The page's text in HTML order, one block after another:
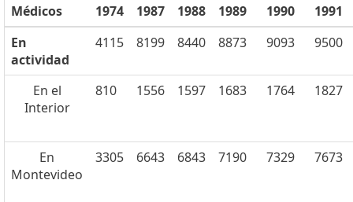
Médicos
1974 1987 1988 1989 1990
1991
En
actividad
4115 8199 8440 8873 9093 9500
En el
Interior
810 1556 1597 1683 1764 1827
En
Montevideo
3305 6643 6843 7190 7329 7673